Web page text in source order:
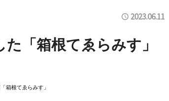
2023.06.11
「箱根てゑらみす」
箱根てゑらみす」